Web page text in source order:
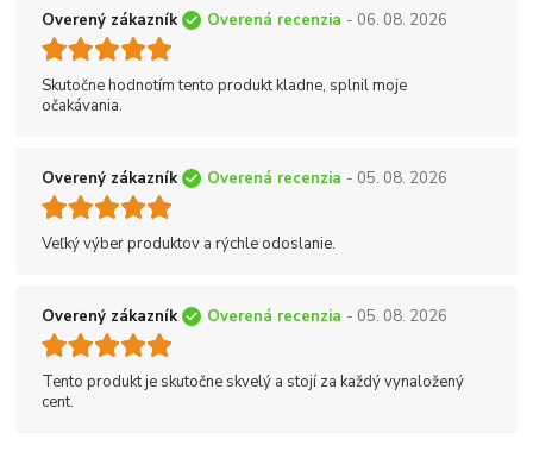
Overený zákazník Overená recenzia - 06. 08. 2026
Skutočne hodnotím tento produkt kladne, splnil moje
očakávania.
Overený zákazník Overená recenzia - 05. 08. 2026
Veľký výber produktov a rýchle odoslanie.
Overený zákazník Overená recenzia - 05. 08. 2026
Tento produkt je skutočne skvelý a stojí za každý vynaložený
cent.